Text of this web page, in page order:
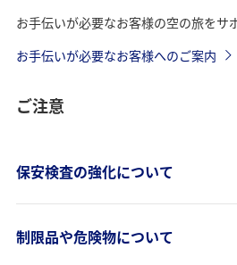
お手伝いが必要なお客様の空の旅をサ
お手伝いが必要なお客様へのご案内
ご注意
保安検査の強化について
制限品や危険物について